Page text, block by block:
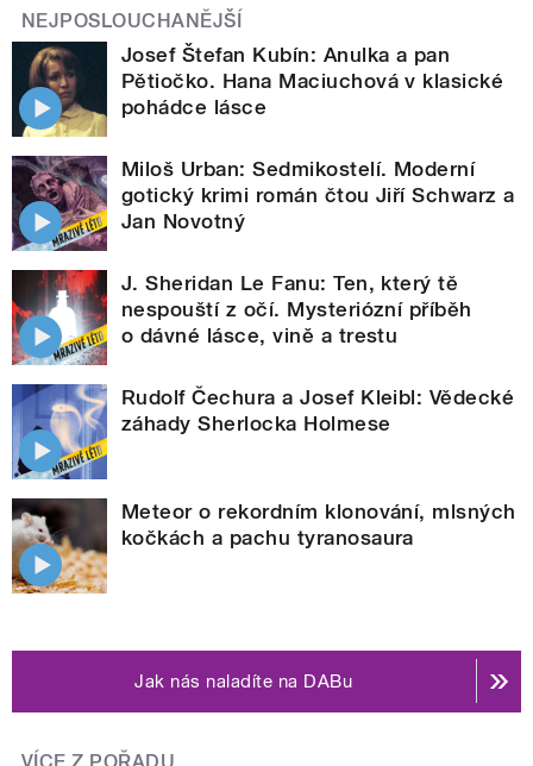
NEJPOSLOUCHANĚJŠÍ
Josef Štefan Kubín: Anulka a pan
Pětiočko. Hana Maciuchová v klasické
pohádce lásce
Miloš Urban: Sedmikostelí. Moderní
gotický krimi román čtou Jiří Schwarz a
Jan Novotný
J. Sheridan Le Fanu: Ten, který tě
nespouští z očí. Mysteriózní příběh
o dávné lásce, vině a trestu
Rudolf Čechura a Josef Kleibl: Vědecké
záhady Sherlocka Holmese
Meteor o rekordním klonování, mlsných
kočkách a pachu tyranosaura
Jak nás naladíte na DABu